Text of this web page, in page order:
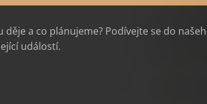
děje a co plánujeme? Podívejte se do
událostí.